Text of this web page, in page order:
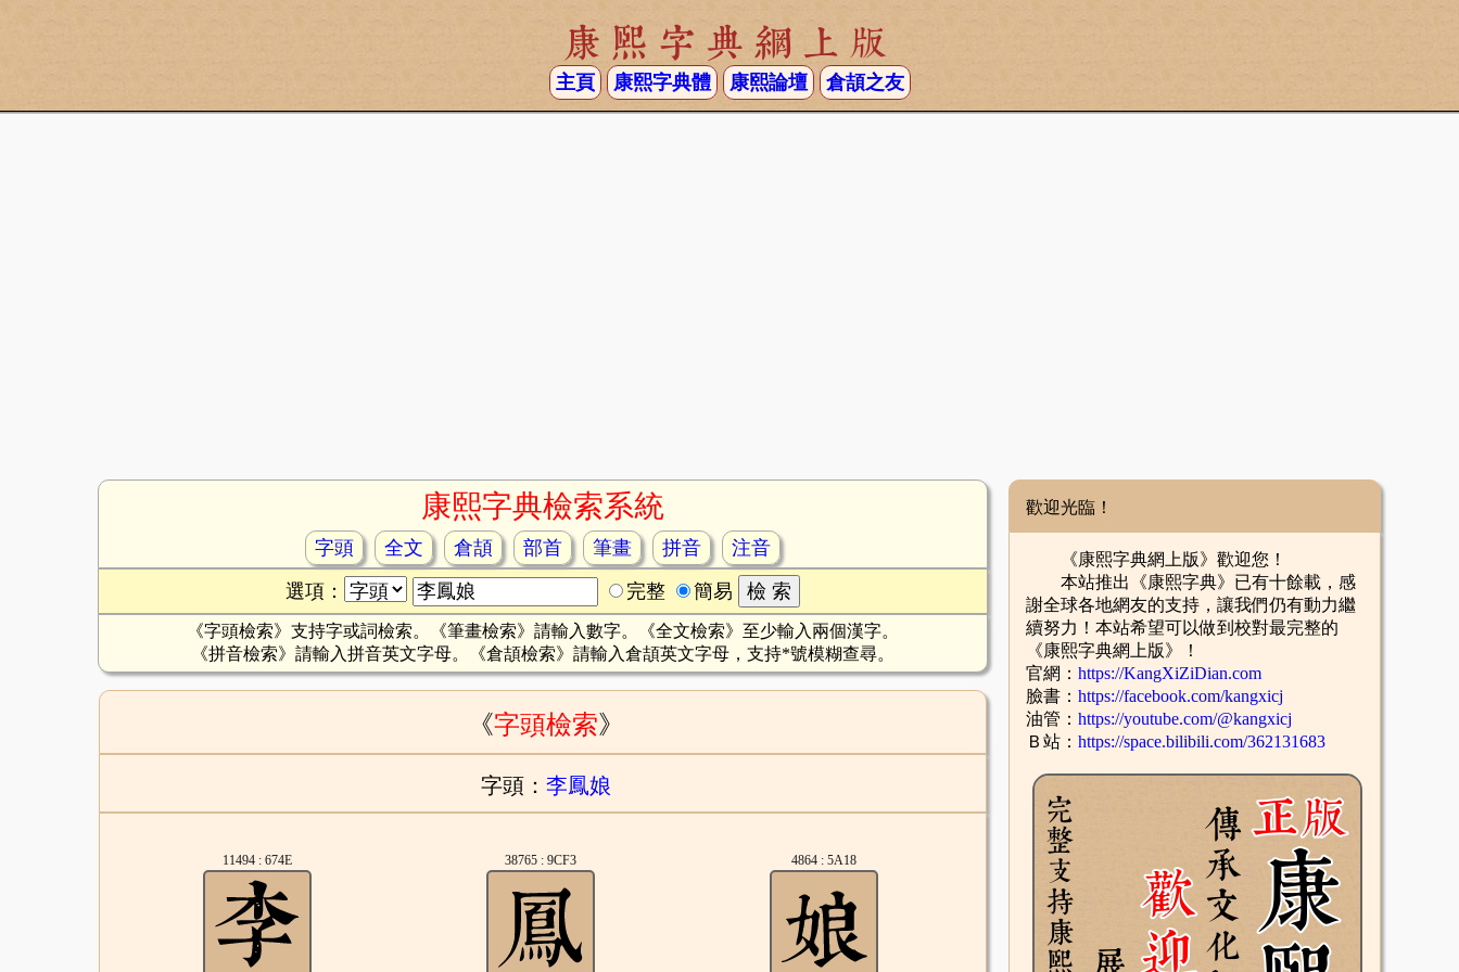
康熙字典網上版
主頁 康熙字典體 康熙論壇 倉頡之友
康熙字典檢索系統
字頭 全文 倉頡 部首 筆畫 拼音
注音
選項：
完整 簡易
《字頭檢索》支持字或詞檢索。《筆畫檢索》請輸入數字。《全文檢索》至少輸入兩個漢字。
《拼音檢索》請輸入拼音英文字母。《倉頡檢索》請輸入倉頡英文字母，支持*號模糊查尋。
《字頭檢索》
字頭： 李鳳娘
11494 : 674E 38765 : 9CF3 4864 : 5A18
歡迎光臨！
《康熙字典網上版》歡迎您！
本站推出《康熙字典》已有十餘載，感
謝全球各地網友的支持，讓我們仍有動力繼
續努力！本站希望可以做到校對最完整的
《康熙字典網上版》！
官網： https://KangXiZiDian.com
臉書： https://facebook.com/kangxicj
油管： https://youtube.com/@kangxicj
Ｂ站： https://space.bilibili.com/362131683